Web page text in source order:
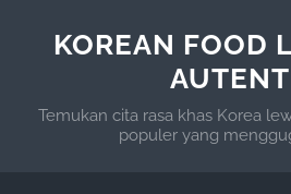
KOREAN FOOD
Temukan cita rasa khas Korea
populer yang